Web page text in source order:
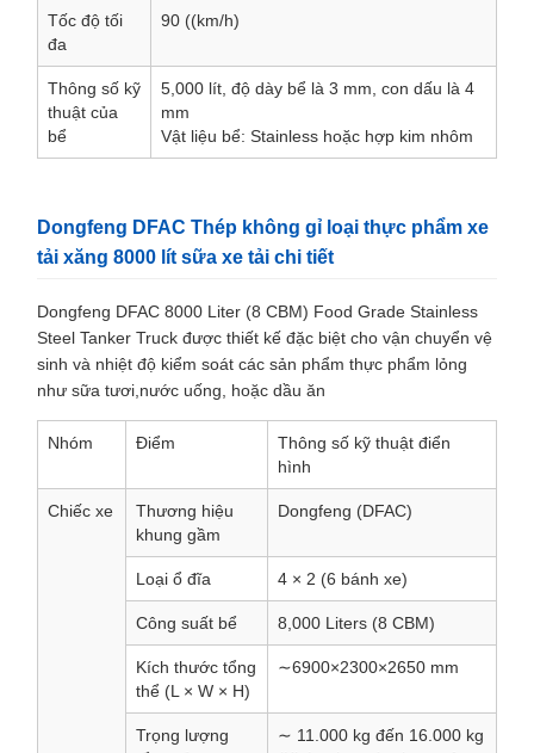
Tốc độ tối
đa
90 ((km/h)
Thông số kỹ
thuật của
bể
5,000 lít, độ dày bể là 3 mm, con dấu là 4
mm
Vật liệu bể: Stainless hoặc hợp kim nhôm
Dongfeng DFAC Thép không gỉ loại thực phẩm xe
tải xăng 8000 lít sữa xe tải chi tiết
Dongfeng DFAC 8000 Liter (8 CBM) Food Grade Stainless
Steel Tanker Truck được thiết kế đặc biệt cho vận chuyển vệ
sinh và nhiệt độ kiểm soát các sản phẩm thực phẩm lỏng
như sữa tươi,nước uống, hoặc dầu ăn
Nhóm Điểm
Thông số kỹ thuật điển
hình
Chiếc xe
Thương hiệu
khung gầm
Dongfeng (DFAC)
Loại ổ đĩa 4 × 2 (6 bánh xe)
Công suất bể 8,000 Liters (8 CBM)
Kích thước tổng
thể (L × W × H)
∼6900×2300×2650 mm
Trọng lượng
∼ 11.000 kg đến 16.000 kg